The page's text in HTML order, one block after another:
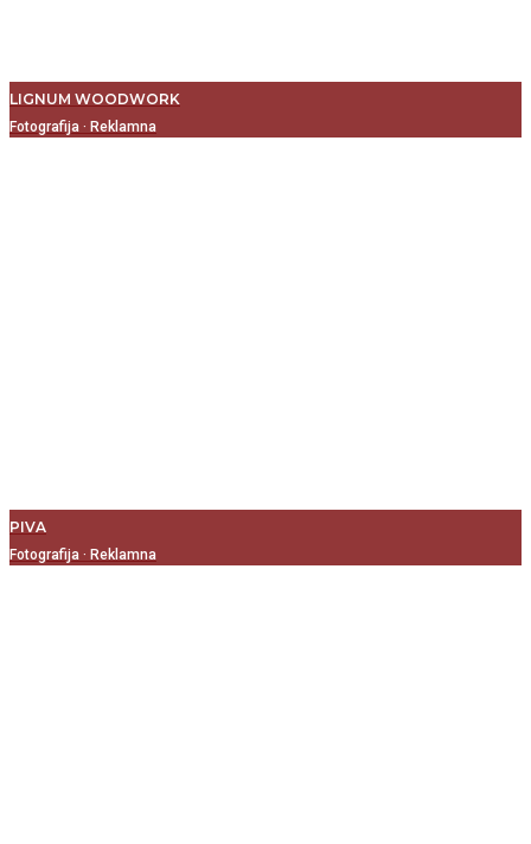
LIGNUM WOODWORK
Fotografija · Reklamna
PIVA
Fotografija · Reklamna